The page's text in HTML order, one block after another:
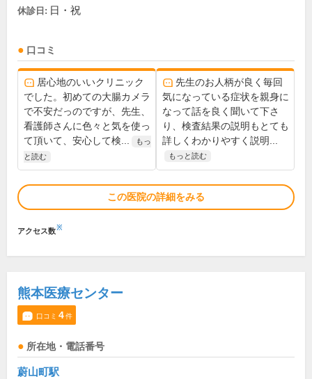
休診日: 日・祝
口コミ
居心地のいいクリニック
でした。初めての大腸カメラ
で不安だっのですが、先生、
看護師さんに色々と気を使っ
て頂いて、安心して検...
もっ
と読む
先生のお人柄が良く毎回
気になっている症状を親身に
なって話を良く聞いて下さ
り、検査結果の説明もとても
詳しくわかりやすく説明...
もっと読む
この医院の詳細をみる
アクセス数※
熊本医療センター
口コミ 4件
所在地・電話番号
蔚山町駅